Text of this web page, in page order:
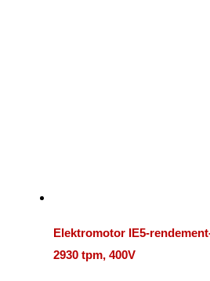
Elektromotor IE5-
2930 tpm, 400V